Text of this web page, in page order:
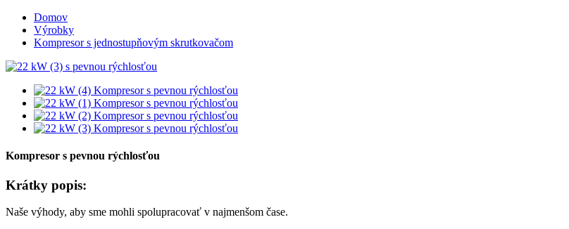
Domov
Výrobky
Kompresor s jednostupňovým skrutkovačom
Kompresor s pevnou rýchlosťou
Krátky popis:
Naše výhody, aby sme mohli spolupracovať v najmenšom čase.